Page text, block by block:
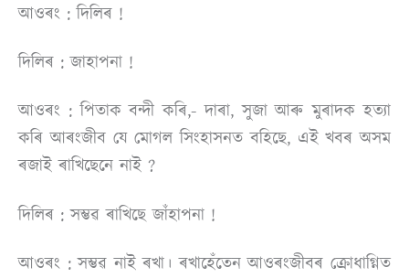
আওৰং : দিলিৰ !
দিলিৰ : জাহাপনা !
আওৰং : পিতাক বন্দী কৰি,- দাৰা, সুজা আৰু মুৰাদক হত্যা
কৰি আৰংজীব যে মােগল সিংহাসনত বহিছে, এই খবৰ অসম
ৰজাই ৰাখিছেনে নাই ?
দিলিৰ : সম্ভৱ ৰাখিছে জাঁহাপনা !
আওৰং : সম্ভৱ নাই ৰখা। ৰখাহেঁতেন আওৰংজীবৰ ক্রোধাগ্নিত